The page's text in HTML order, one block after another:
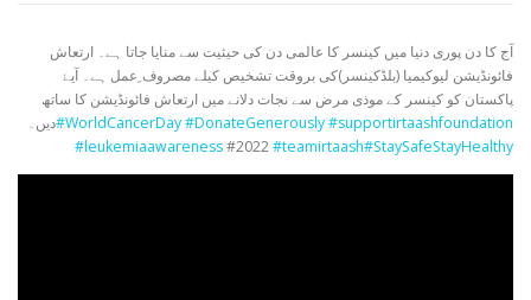
آج کا دن پوری دنیا میں کینسر کا عالمی دن کی حیثیت سے منایا جاتا ہے۔ ارتعاش
فائونڈیشن لیوکیمیا (بلڈکینسر)کی بروقت تشخیص کیلے مصروف ِعمل ہے۔ آیۓ
پاکستان کو کینسر کے موذی مرض سے نجات دلانے میں ارتعاش فائونڈیشن کا ساتھ
دیں۔#WorldCancerDay#DonateGenerously#supportirtaashfoundation
#leukemiaawareness#2022#teamirtaash#StaySafeStayHealthy